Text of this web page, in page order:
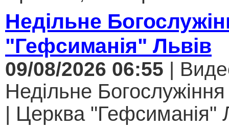
Недільне
"Гефсиманія" Львів
09/08/2026 06:55 |
Недільне
| Церква "Гефсиманія"